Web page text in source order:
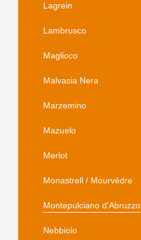
Lagrein
Lambrusco
Maglioco
Malvasia Nera
Marzemino
Mazuelo
Merlot
Monastrell / Mourvèdre
Montepulciano d'Abruzzo
Nebbiolo